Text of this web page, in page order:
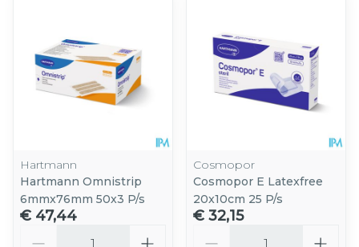
Hartmann
Hartmann Omnistrip
6mmx76mm 50x3 P/s
€ 47,44
Cosmopor
Cosmopor E Latexfree
20x10cm 25 P/s
€ 32,15